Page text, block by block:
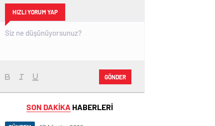
HIZLI YORUM YAP
GÖNDER
SON DAKİKA HABERLERİ